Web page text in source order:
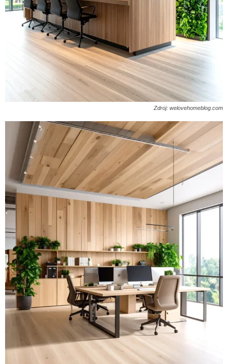
Zdroj: welovehomeblog.com